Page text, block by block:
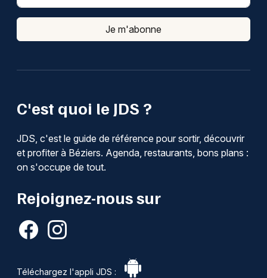
C'est quoi le JDS ?
JDS, c'est le guide de référence pour sortir, découvrir
et profiter à Béziers. Agenda, restaurants, bons plans :
on s'occupe de tout.
Rejoignez-nous sur
Téléchargez l'appli JDS :
Je m'abonne